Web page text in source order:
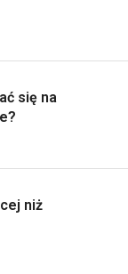
się na
niż